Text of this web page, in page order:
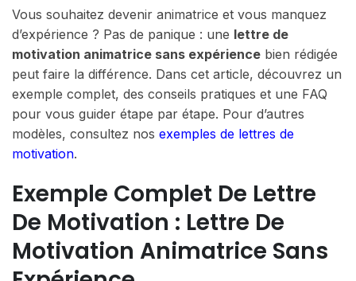
Vous souhaitez devenir animatrice et vous manquez
d’expérience ? Pas de panique : une lettre de
motivation animatrice sans expérience bien rédigée
peut faire la différence. Dans cet article, découvrez un
exemple complet, des conseils pratiques et une FAQ
pour vous guider étape par étape. Pour d’autres
modèles, consultez nos exemples de lettres de
motivation.
Exemple Complet De Lettre
De Motivation : Lettre De
Motivation Animatrice Sans